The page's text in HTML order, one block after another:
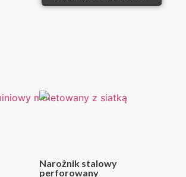
Narożnik stalowy
perforowany